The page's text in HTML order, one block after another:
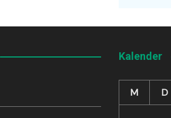
Kalender
M D